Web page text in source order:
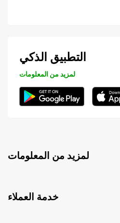
التطبيق الذكي
لمزيد من المعلومات
لمزيد من المعلومات
خدمة العملاء